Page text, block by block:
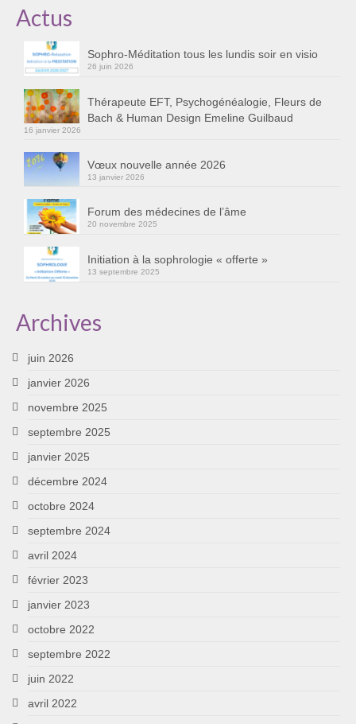
Cursus « Le chemin par la psyché »
Sophro-Méditation tous les lundis soir en visio
Sophrologie
Initiation à la sophrologie « offerte »
Témoignages B
Prendre contact
Actus
Sophro-Méditation tous les lundis soir en visio
26 juin 2026
Thérapeute EFT, Psychogénéalogie, Fleurs de
Bach & Human Design Emeline Guilbaud
16 janvier 2026
Vœux nouvelle année 2026
13 janvier 2026
Forum des médecines de l’âme
20 novembre 2025
Initiation à la sophrologie « offerte »
13 septembre 2025
Archives
juin 2026
janvier 2026
novembre 2025
septembre 2025
janvier 2025
décembre 2024
octobre 2024
septembre 2024
avril 2024
février 2023
janvier 2023
octobre 2022
septembre 2022
juin 2022
avril 2022